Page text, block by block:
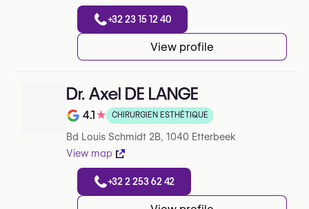
+32 23 15 12 40
View profile
Dr. Axel DE LANGE
Note de 4.1 sur 5 sur Google
4.1★ CHIRURGIEN ESTHÉTIQUE
Bd Louis Schmidt 2B, 1040 Etterbeek
View map
+32 2 253 62 42